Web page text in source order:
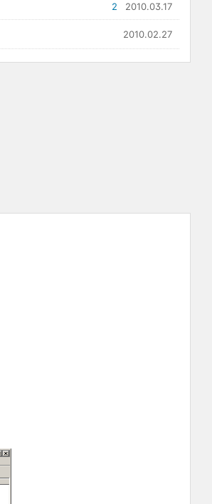
2010.03.17
2
2010.02.27